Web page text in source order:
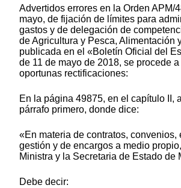
Advertidos errores en la Orden APM/
mayo, de fijación de límites para
gastos y de delegación de
de Agricultura y Pesca, Alimentación
publicada en el «Boletín Oficial del
de 11 de mayo de 2018, se procede
oportunas rectificaciones:
En la página 49875, en el capítulo II,
párrafo primero, donde dice:
«En materia de contratos, convenios,
gestión y de encargos a medio
Ministra y la Secretaria de Estado de
Debe decir: